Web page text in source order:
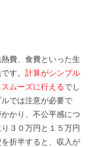
費、食費といった生
す。 計算がシンプル
ムーズに行えるでし
では注意が必要で
かり、不公平感につ
３０万円と１５万円
折半すると、収入が